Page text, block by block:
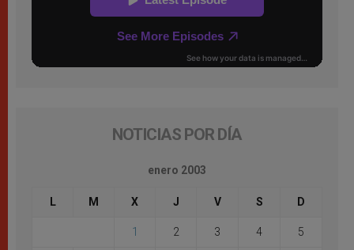
NOTICIAS POR DÍA
enero 2003
L M X J V S D
1 2 3 4 5